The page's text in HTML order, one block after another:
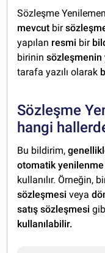
Sözleşme
mevcut bir
yapılan resmi bir
birinin
tarafa yazılı olarak
Sözleşme
hangi
Bu bildirim,
otomatik
kullanılır. Örneğin,
sözleşmesi veya
satış sözleşmesi
kullanılabilir.